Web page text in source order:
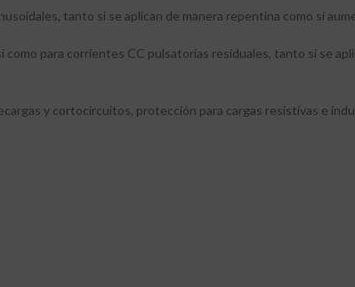
tanto si se aplican de manera repentina como si
para corrientes CC pulsatorias residuales, tanto si se
y cortocircuitos, protección para cargas resistivas e